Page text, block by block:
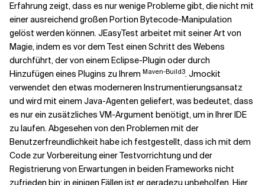
Erfahrung zeigt, dass es nur wenige Probleme gibt, die nicht mit
einer ausreichend großen Portion Bytecode-Manipulation
gelöst werden können. JEasyTest arbeitet mit seiner Art von
Magie, indem es vor dem Test einen Schritt des Webens
durchführt, der von einem Eclipse-Plugin oder durch
Hinzufügen eines Plugins zu Ihrem Maven-Build3. Jmockit
verwendet den etwas moderneren Instrumentierungsansatz
und wird mit einem Java-Agenten geliefert, was bedeutet, dass
es nur ein zusätzliches VM-Argument benötigt, um in Ihrer IDE
zu laufen. Abgesehen von den Problemen mit der
Benutzerfreundlichkeit habe ich festgestellt, dass ich mit dem
Code zur Vorbereitung einer Testvorrichtung und der
Registrierung von Erwartungen in beiden Frameworks nicht
zufrieden bin; in einigen Fällen ist er geradezu unbeholfen. Hier